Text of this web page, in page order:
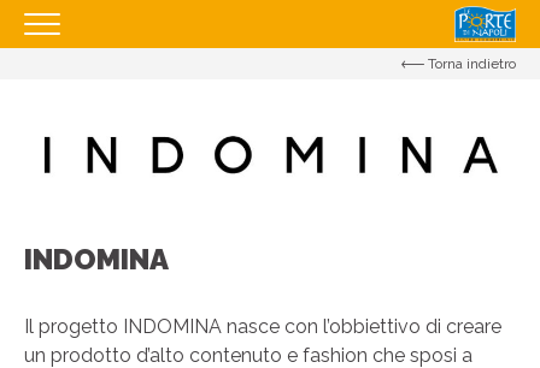
I NOSTRI ORARI
PROMOZIONI
EVENTI
Torna indietro
INDOMINA
Il progetto INDOMINA nasce con l’obbiettivo di creare
un prodotto d’alto contenuto e fashion che sposi a